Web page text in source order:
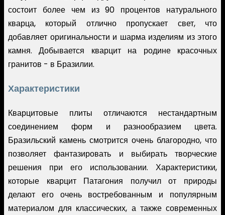
состоит более чем из 90 процентов натурального
кварца, который отлично пропускает свет, что
добавляет оригинальности и шарма изделиям из этого
камня. Добывается кварцит на родине красочных
гранитов - в Бразилии.
Характеристики
Кварцитовые плиты отличаются нестандартным
соединением форм и разнообразием цвета.
Бразильский камень смотрится очень благородно, что
позволяет фантазировать и выбирать творческие
решения при его использовании. Характеристики,
которые кварцит Патагония получил от природы
делают его очень востребованным и популярным
материалом для классических, а также современных